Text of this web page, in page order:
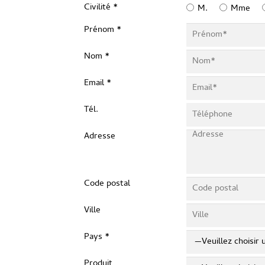
Civilité * M.
Mme
Prénom *
Nom *
Email *
Tél.
Adresse
Code postal
Ville
Pays *